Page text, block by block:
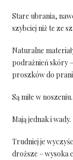
Stare ubrania,
szybciej niż te ze
Naturalne
podrażnień skóry
proszków do
Są miłe w noszeniu.
Mają jednak i wady.
Trudniej je
droższe – wysoka